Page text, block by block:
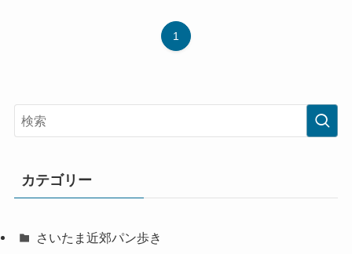
1
カテゴリー
さいたま近郊パン歩き